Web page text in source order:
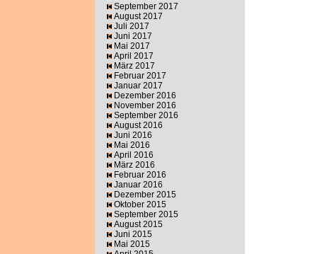
September 2017
August 2017
Juli 2017
Juni 2017
Mai 2017
April 2017
März 2017
Februar 2017
Januar 2017
Dezember 2016
November 2016
September 2016
August 2016
Juni 2016
Mai 2016
April 2016
März 2016
Februar 2016
Januar 2016
Dezember 2015
Oktober 2015
September 2015
August 2015
Juni 2015
Mai 2015